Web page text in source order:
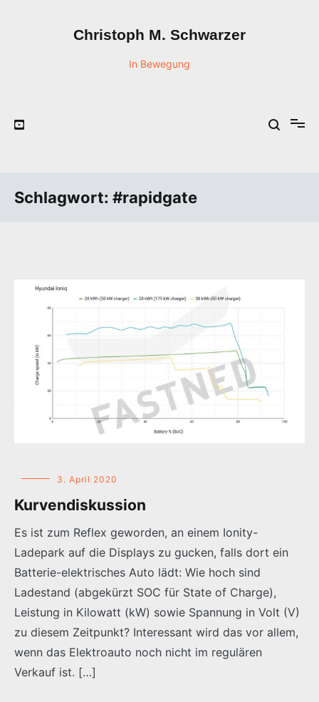
Christoph M. Schwarzer
In Bewegung
Schlagwort: #rapidgate
3. April 2020
Kurvendiskussion
Es ist zum Reflex geworden, an einem Ionity-
Ladepark auf die Displays zu gucken, falls dort ein
Batterie-elektrisches Auto lädt: Wie hoch sind
Ladestand (abgekürzt SOC für State of Charge),
Leistung in Kilowatt (kW) sowie Spannung in Volt (V)
zu diesem Zeitpunkt? Interessant wird das vor allem,
wenn das Elektroauto noch nicht im regulären
Verkauf ist. […]